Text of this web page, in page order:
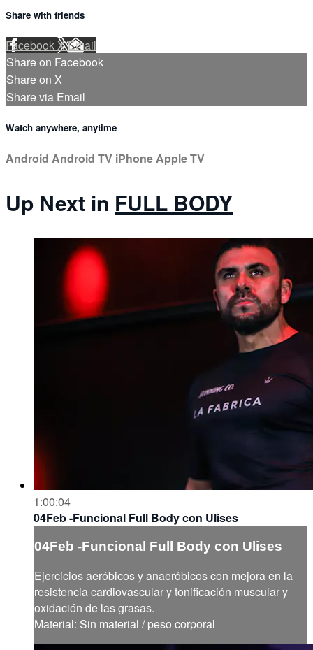
Share with friends
FacebookXEmail
Share on Facebook
Share on X
Share via Email
Watch anywhere, anytime
Android Android TV iPhoneApple TV
Up Next in FULL BODY
1:00:04
04Feb -Funcional Full Body con Ulises
04Feb -Funcional Full Body con Ulises
Ejercicios aeróbicos y anaeróbicos con mejora en la
resistencia cardiovascular y tonificación muscular y
oxidación de las grasas.
Material: Sin material / peso corporal